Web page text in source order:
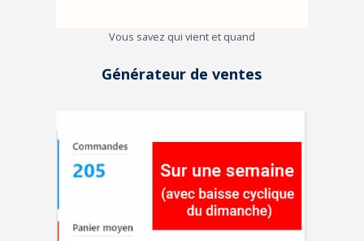
Vous savez qui vient et quand
Générateur de ventes